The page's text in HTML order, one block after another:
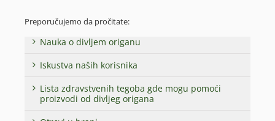
Preporučujemo da pročitate:
Nauka o divljem origanu
Iskustva naših korisnika
Lista zdravstvenih tegoba gde mogu pomoći
proizvodi od divljeg origana